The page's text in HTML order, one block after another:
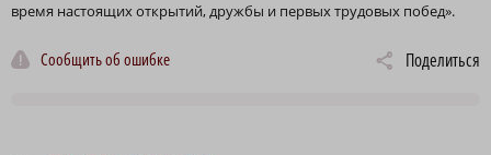
время настоящих открытий, дружбы и первых трудовых побед».
Сообщить об ошибке Поделиться